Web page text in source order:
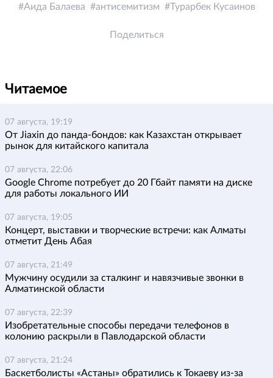
Аида Балаева антисемитизм Турарбек Кусаинов
Поделиться
Читаемое
07 августа, 19:19
От Jiaxin до панда-бондов: как Казахстан открывает
рынок для китайского капитала
07 августа, 22:06
Google Chrome потребует до 20 Гбайт памяти на диске
для работы локального ИИ
07 августа, 19:05
Концерт, выставки и творческие встречи: как Алматы
отметит День Абая
07 августа, 21:49
Мужчину осудили за сталкинг и навязчивые звонки в
Алматинской области
07 августа, 22:39
Изобретательные способы передачи телефонов в
колонию раскрыли в Павлодарской области
07 августа, 21:24
Баскетболисты «Астаны» обратились к Токаеву из-за